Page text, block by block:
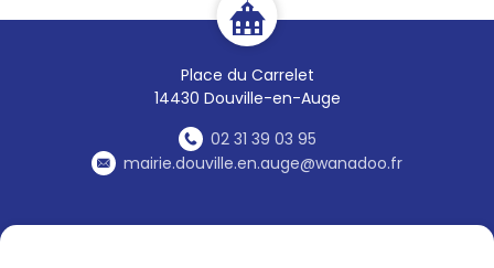
Place du Carrelet
14430 Douville-en-Auge
02 31 39 03 95
mairie.douville.en.auge@wanadoo.fr